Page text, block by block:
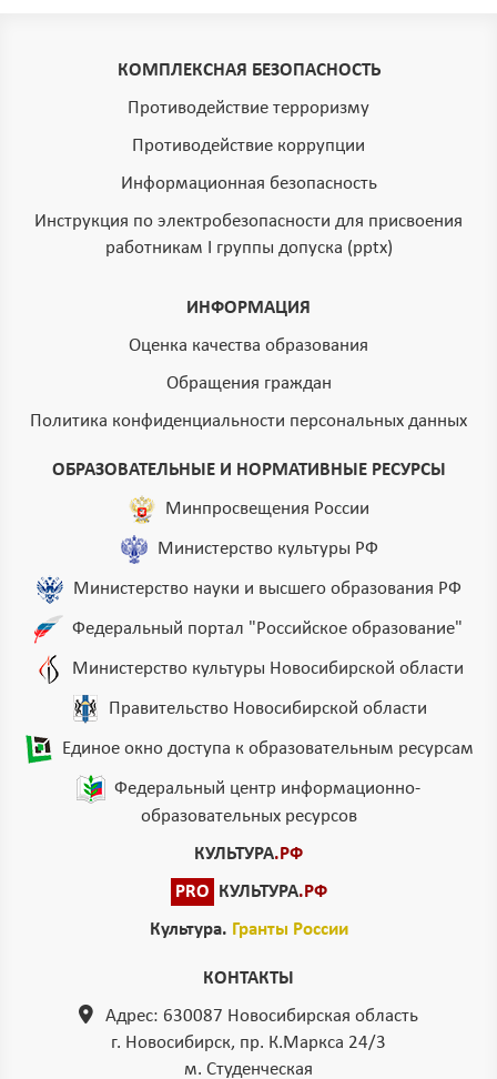
КОМПЛЕКСНАЯ БЕЗОПАСНОСТЬ
Противодействие терроризму
Противодействие коррупции
Информационная безопасность
Инструкция по электробезопасности для присвоения
работникам I группы допуска (pptx)
ИНФОРМАЦИЯ
Оценка качества образования
Обращения граждан
Политика конфиденциальности персональных данных
ОБРАЗОВАТЕЛЬНЫЕ И НОРМАТИВНЫЕ РЕСУРСЫ
Минпросвещения России
Министерство культуры РФ
Министерство науки и высшего образования РФ
Федеральный портал "Российское образование"
Министерство культуры Новосибирской области
Правительство Новосибирской области
Единое окно доступа к образовательным ресурсам
Федеральный центр информационно-
образовательных ресурсов
КУЛЬТУРА.РФ
PRO
КУЛЬТУРА.РФ
Культура. Гранты России
КОНТАКТЫ
Адрес: 630087 Новосибирская область
г. Новосибирск, пр. К.Маркса 24/3
м. Студенческая